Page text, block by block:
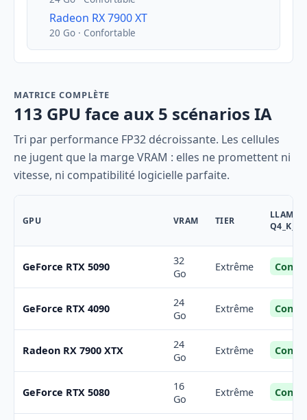
Radeon RX 7900 XT
20 Go · Confortable
MATRICE COMPLÈTE
113 GPU face aux 5 scénarios IA
Tri par performance FP32 décroissante. Les cellules
ne jugent que la marge VRAM : elles ne promettent ni
vitesse, ni compatibilité logicielle parfaite.
GPU VRAM TIER
LLAMA
Q4_K_M
GeForce RTX 5090
32
Go
Extrême
GeForce RTX 4090
24
Go
Extrême
Radeon RX 7900 XTX
24
Go
Extrême
GeForce RTX 5080
16
Go
Extrême